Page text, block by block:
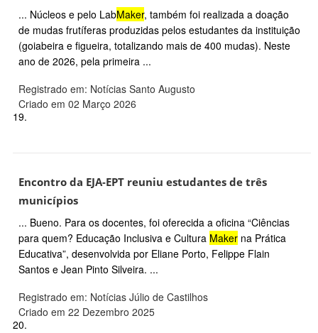
... Núcleos e pelo LabMaker, também foi realizada a doação
de mudas frutíferas produzidas pelos estudantes da instituição
(goiabeira e figueira, totalizando mais de 400 mudas). Neste
ano de 2026, pela primeira ...
Registrado em: Notícias Santo Augusto
Criado em 02 Março 2026
19.
Encontro da EJA-EPT reuniu estudantes de três
municípios
... Bueno. Para os docentes, foi oferecida a oficina “Ciências
para quem? Educação Inclusiva e Cultura Maker na Prática
Educativa”, desenvolvida por Eliane Porto, Felippe Flain
Santos e Jean Pinto Silveira. ...
Registrado em: Notícias Júlio de Castilhos
Criado em 22 Dezembro 2025
20.